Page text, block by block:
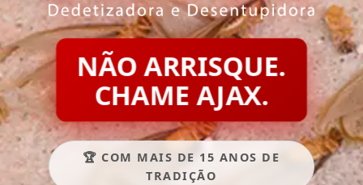
NÃO ARRISQUE.
CHAME AJAX.
🏆 COM MAIS DE 15 ANOS DE
TRADIÇÃO